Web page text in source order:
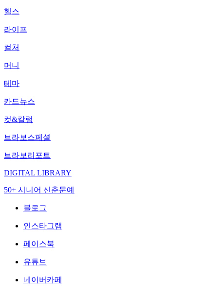
헬스
라이프
컬처
머니
테마
카드뉴스
컷&칼럼
브라보스페셜
브라보리포트
DIGITAL LIBRARY
50+ 시니어 신춘문예
블로그
인스타그램
페이스북
유튜브
네이버카페